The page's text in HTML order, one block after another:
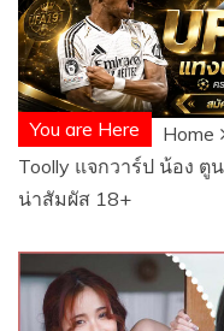
You are Here Home
Toolly แจกวาร์ป น้อง ตู
น่าสัมผัส 18+